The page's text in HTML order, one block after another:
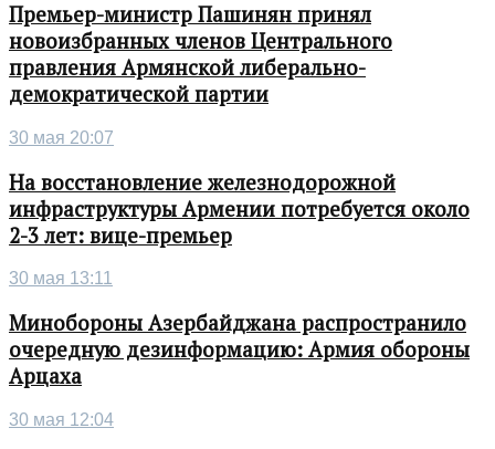
Премьер-министр Пашинян принял
новоизбранных членов Центрального
правления Армянской либерально-
демократической партии
30 мая 20:07
На восстановление железнодорожной
инфраструктуры Армении потребуется около
2-3 лет: вице-премьер
30 мая 13:11
Минобороны Азербайджана распространило
очередную дезинформацию: Армия обороны
Арцаха
30 мая 12:04